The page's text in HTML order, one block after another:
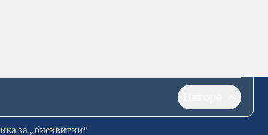
за „бисквитки“